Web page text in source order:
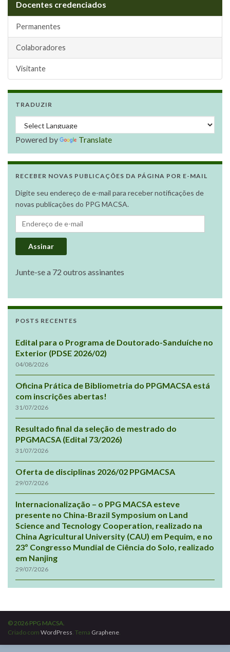
Docentes credenciados
Permanentes
Colaboradores
Visitante
TRADUZIR
Powered by Translate
RECEBER NOVAS PUBLICAÇÕES DA PÁGINA POR E-MAIL
Digite seu endereço de e-mail para receber notificações de
novas publicações do PPG MACSA.
Endereço de e-mail
Assinar
Junte-se a 72 outros assinantes
POSTS RECENTES
Edital para o Programa de Doutorado-Sanduíche no
Exterior (PDSE 2026/02)
04/08/2026
Oficina Prática de Bibliometria do PPGMACSA está
com inscrições abertas!
31/07/2026
Resultado final da seleção de mestrado do
PPGMACSA (Edital 73/2026)
31/07/2026
Oferta de disciplinas 2026/02 PPGMACSA
29/07/2026
Internacionalização – o PPG MACSA esteve
presente no China-Brazil Symposium on Land
Science and Tecnology Cooperation, realizado na
China Agricultural University (CAU) em Pequim, e no
23º Congresso Mundial de Ciência do Solo, realizado
em Nanjing
29/07/2026
© 2026 PPG MACSA.
Criado com WordPress . Tema Graphene